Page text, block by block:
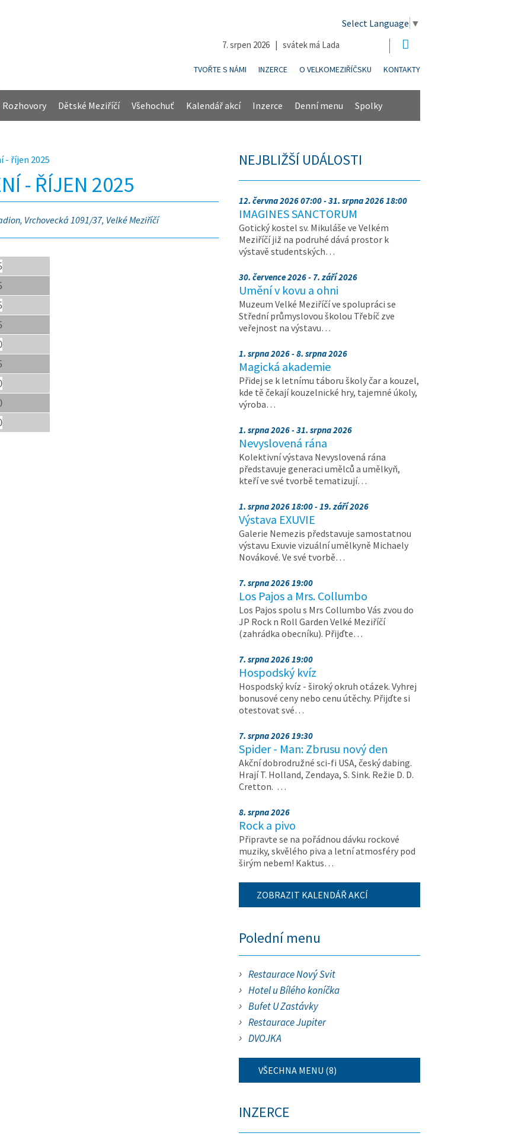
Select Language ▼
7. srpen 2026 | svátek má Lada
TVOŘTE S NÁMI INZERCE O VELKOMEZIŘÍČSKU KONTAKTY
Rozhovory Dětské Meziříčí Všehochuť Kalendář akcí Inzerce Denní menu Spolky
- říjen 2025
- ŘÍJEN 2025
Vrchovecká 1091/37, Velké Meziříčí
NEJBLIŽŠÍ UDÁLOSTI
12. června 2026 07:00 - 31. srpna 2026 18:00
IMAGINES SANCTORUM
Gotický kostel sv. Mikuláše ve Velkém
Meziříčí již na podruhé dává prostor k
výstavě studentských…
30. července 2026 - 7. září 2026
Umění v kovu a ohni
Muzeum Velké Meziříčí ve spolupráci se
Střední průmyslovou školou Třebíč zve
veřejnost na výstavu…
1. srpna 2026 - 8. srpna 2026
Magická akademie
Přidej se k letnímu táboru školy čar a kouzel,
kde tě čekají kouzelnické hry, tajemné úkoly,
výroba…
1. srpna 2026 - 31. srpna 2026
Nevyslovená rána
Kolektivní výstava Nevyslovená rána
představuje generaci umělců a umělkyň,
kteří ve své tvorbě tematizují…
1. srpna 2026 18:00 - 19. září 2026
Výstava EXUVIE
Galerie Nemezis představuje samostatnou
výstavu Exuvie vizuální umělkyně Michaely
Novákové. Ve své tvorbě…
7. srpna 2026 19:00
Los Pajos a Mrs. Collumbo
Los Pajos spolu s Mrs Collumbo Vás zvou do
JP Rock n Roll Garden Velké Meziříčí
(zahrádka obecníku). Přijďte…
7. srpna 2026 19:00
Hospodský kvíz
Hospodský kvíz - široký okruh otázek. Vyhrej
bonusové ceny nebo cenu útěchy. Přijďte si
otestovat své…
7. srpna 2026 19:30
Spider - Man: Zbrusu nový den
Akční dobrodružné sci-fi USA, český dabing.
Hrají T. Holland, Zendaya, S. Sink. Režie D. D.
Cretton. …
8. srpna 2026
Rock a pivo
Připravte se na pořádnou dávku rockové
muziky, skvělého piva a letní atmosféry pod
širým nebem! Kaktus…
ZOBRAZIT KALENDÁŘ AKCÍ
Polední menu
Restaurace Nový Svit
Hotel u Bílého koníčka
Bufet U Zastávky
Restaurace Jupiter
DVOJKA
VŠECHNA MENU (8)
INZERCE